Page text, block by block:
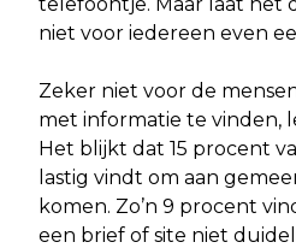
niet voor iedereen even
Zeker niet voor de
met informatie te vinden,
Het blijkt dat 15 procent
lastig vindt om aan
komen. Zo’n 9 procent
een brief of site niet